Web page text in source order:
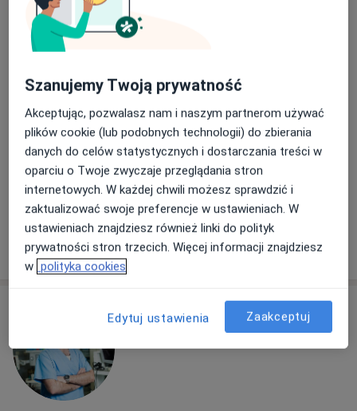
lek. Michał Pułtorak
Urolog Więcej
Adres Online
Wąska 7, Tychy• Mapa
INMEDICO
Konsultacja urologiczna
Poproś o wizytę
Szanujemy Twoją prywatność
Akceptując, pozwalasz nam i naszym partnerom używać
plików cookie (lub podobnych technologii) do zbierania
danych do celów statystycznych i dostarczania treści w
oparciu o Twoje zwyczaje przeglądania stron
internetowych. W każdej chwili możesz sprawdzić i
zaktualizować swoje preferencje w ustawieniach. W
ustawieniach znajdziesz również linki do polityk
prywatności stron trzecich. Więcej informacji znajdziesz
w polityka cookies
Edytuj ustawienia Zaakceptuj